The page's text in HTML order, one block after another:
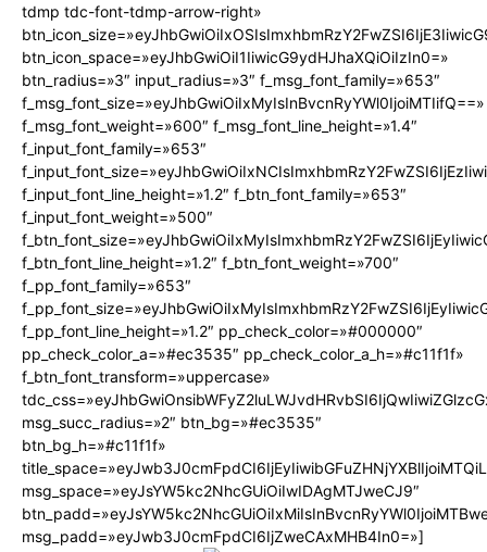
tdmp tdc-font-tdmp-arrow-right»
btn_icon_space=»eyJhbGwiOiI1IiwicG9ydHJhaXQiOiIzIn0=»
btn_radius=»3″ input_radius=»3″ f_msg_font_family=»653″
f_msg_font_size=»eyJhbGwiOiIxMyIsInBvcnRyYWl0IjoiMTIifQ==»
f_msg_font_weight=»600″ f_msg_font_line_height=»1.4″
f_input_font_family=»653″
f_input_font_line_height=»1.2″ f_btn_font_family=»653″
f_input_font_weight=»500″
f_btn_font_line_height=»1.2″ f_btn_font_weight=»700″
f_pp_font_family=»653″
f_pp_font_line_height=»1.2″ pp_check_color=»#000000″
pp_check_color_a=»#ec3535″ pp_check_color_a_h=»#c11f1f»
f_btn_font_transform=»uppercase»
msg_succ_radius=»2″ btn_bg=»#ec3535″
btn_bg_h=»#c11f1f»
msg_space=»eyJsYW5kc2NhcGUiOiIwIDAgMTJweCJ9″
msg_padd=»eyJwb3J0cmFpdCI6IjZweCAxMHB4In0=»]